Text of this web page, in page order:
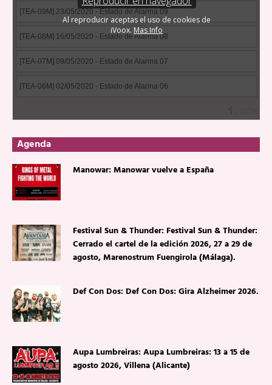
Agenda
Manowar: Manowar vuelve a España
Festival Sun & Thunder: Festival Sun & Thunder:
Cerrado el cartel de la edición 2026, 27 a 29 de
agosto, Marenostrum Fuengirola (Málaga).
Def Con Dos: Def Con Dos: Gira Alzheimer 2026.
Aupa Lumbreiras: Aupa Lumbreiras: 13 a 15 de
agosto 2026, Villena (Alicante)